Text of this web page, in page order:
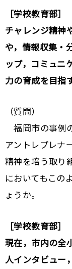
［学校教育部］
チャレンジ精神
や，情報収集・
ップ，コミュニ
力の育成を目指
（質問）
福岡市の事例
アントレプレナ
精神を培う取り
においてもこの
ょうか。
［学校教育部］
現在，市内の全
人インタビュー